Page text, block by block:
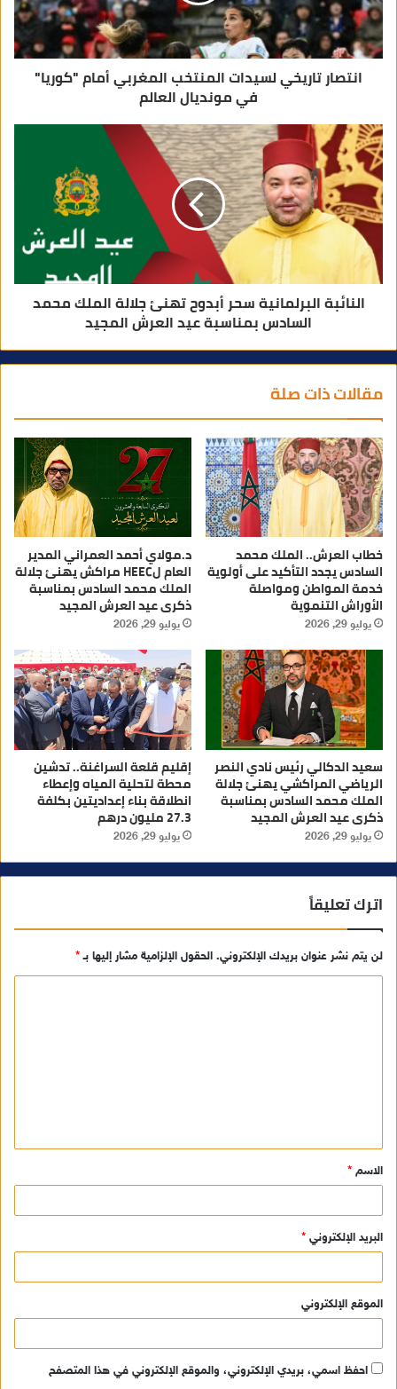
ن
ي
انتصار تاريخي لسيدات المنتخب المغربي أمام "كوريا"
في مونديال العالم
النائبة البرلمانية سحر أبدوح تهنئ جلالة الملك محمد
السادس بمناسبة عيد العرش المجيد
مقالات ذات صلة
خطاب العرش.. الملك محمد
السادس يجدد التأكيد على أولوية
خدمة المواطن ومواصلة
الأوراش التنموية
يوليو 29, 2026
د.مولاي أحمد العمراني المدير
العام لHEEC مراكش يهنئ جلالة
الملك محمد السادس بمناسبة
ذكرى عيد العرش المجيد
يوليو 29, 2026
سعيد الدكالي رئيس نادي النصر
الرياضي المراكشي يهنئ جلالة
الملك محمد السادس بمناسبة
ذكرى عيد العرش المجيد
يوليو 29, 2026
إقليم قلعة السراغنة.. تدشين
محطة لتحلية المياه وإعطاء
انطلاقة بناء إعداديتين بكلفة
27.3 مليون درهم
يوليو 29, 2026
اترك تعليقاً
لن يتم نشر عنوان بريدك الإلكتروني. الحقول الإلزامية مشار إليها بـ*
ق
*
الاسم *
البريد الإلكتروني *
الموقع الإلكتروني
احفظ اسمي، بريدي الإلكتروني، والموقع الإلكتروني في هذا المتصفح